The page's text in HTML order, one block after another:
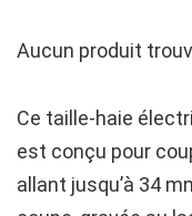
Aucun produit
Ce taille-haie
est conçu pour
allant jusqu’à 34